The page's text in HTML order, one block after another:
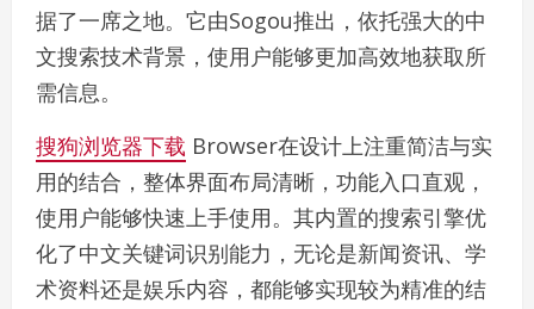
据了一席之地。它由Sogou推出，依托强大的中
文搜索技术背景，使用户能够更加高效地获取所
需信息。
搜狗浏览器下载 Browser在设计上注重简洁与实
用的结合，整体界面布局清晰，功能入口直观，
使用户能够快速上手使用。其内置的搜索引擎优
化了中文关键词识别能力，无论是新闻资讯、学
术资料还是娱乐内容，都能够实现较为精准的结